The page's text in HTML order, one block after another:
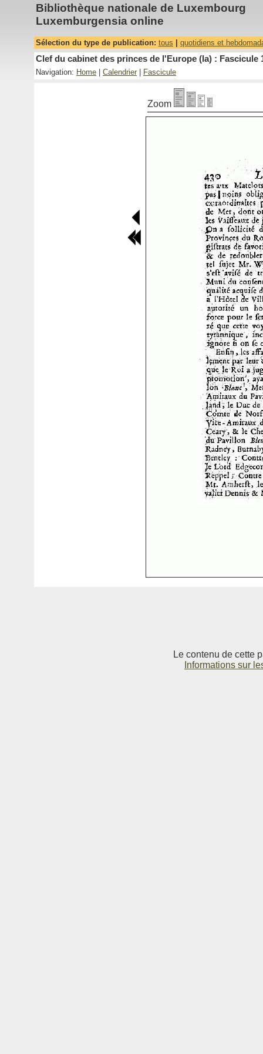
Bibliothèque nationale de Luxembourg
Luxemburgensia online
Sélection du type de publication: tous quotidiens et
Clef du cabinet des princes de l'Europe (la) : Fascicule
Navigation: Home Calendrier Fascicule
Zoom
Le contenu de cette
Informations sur